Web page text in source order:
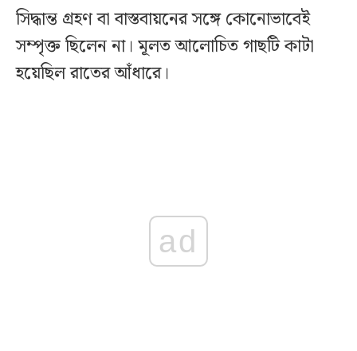
সিদ্ধান্ত গ্রহণ বা বাস্তবায়নের সঙ্গে কোনোভাবেই
সম্পৃক্ত ছিলেন না। মূলত আলোচিত গাছটি কাটা
হয়েছিল রাতের আঁধারে।
ad